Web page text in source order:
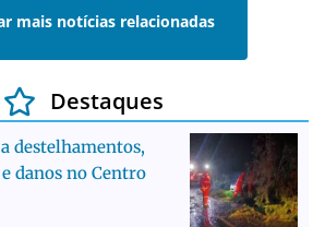
mais notícias relacionadas
Destaques
destelhamentos,
danos no Centro